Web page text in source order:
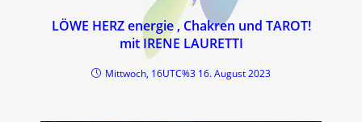
LÖWE HERZ energie , Chakren und TAROT!
mit IRENE LAURETTI
Mittwoch, 16UTC%3 16. August 2023